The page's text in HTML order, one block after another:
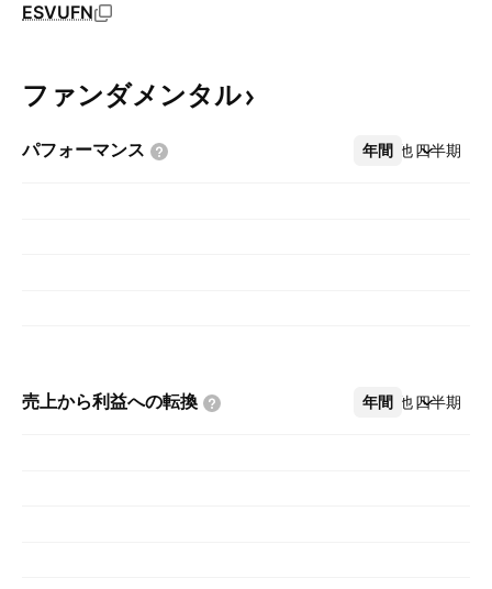
ESVUFN
ファンダメンタル
パフォーマンス 年間 四半期
その他
売上から利益への転換 年間 四半期
その他